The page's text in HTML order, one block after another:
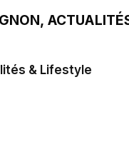
& Lifestyle